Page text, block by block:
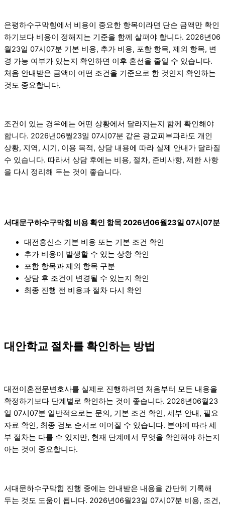
은평하수구막힘에서 비용이 중요한 항목이라면 단순 금액만 확인
하기보다 비용이 정해지는 기준을 함께 살펴야 합니다. 2026년06
월23일 07시07분 기본 비용, 추가 비용, 포함 항목, 제외 항목, 변
경 가능 여부가 있는지 확인하면 이후 혼선을 줄일 수 있습니다.
처음 안내받은 금액이 어떤 조건을 기준으로 한 것인지 확인하는
것도 중요합니다.
조건이 있는 경우에는 어떤 상황에서 달라지는지 함께 확인해야
합니다. 2026년06월23일 07시07분 같은 광교피부과라도 개인
상황, 지역, 시기, 이용 목적, 상담 내용에 따라 실제 안내가 달라질
수 있습니다. 따라서 상담 후에는 비용, 절차, 준비사항, 제한 사항
을 다시 정리해 두는 것이 좋습니다.
서대문구하수구막힘 비용 확인 항목 2026년06월23일 07시07분
대전흥신소 기본 비용 또는 기본 조건 확인
추가 비용이 발생할 수 있는 상황 확인
포함 항목과 제외 항목 구분
상담 후 조건이 변경될 수 있는지 확인
최종 진행 전 비용과 절차 다시 확인
대안학교 절차를 확인하는 방법
대전이혼전문변호사를 실제로 진행하려면 처음부터 모든 내용을
확정하기보다 단계별로 확인하는 것이 좋습니다. 2026년06월23
일 07시07분 일반적으로는 문의, 기본 조건 확인, 세부 안내, 필요
자료 확인, 최종 검토 순서로 이어질 수 있습니다. 분야에 따라 세
부 절차는 다를 수 있지만, 현재 단계에서 무엇을 확인해야 하는지
아는 것이 중요합니다.
서대문하수구막힘 진행 중에는 안내받은 내용을 간단히 기록해
두는 것도 도움이 됩니다. 2026년06월23일 07시07분 비용, 조건,